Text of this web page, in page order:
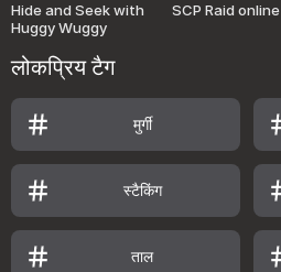
Hide and Seek with
Huggy Wuggy
SCP Raid online
लोकप्रिय टैग
मुर्गी
स्टैकिंग
ताल